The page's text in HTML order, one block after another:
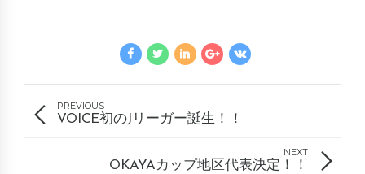
PREVIOUS
VOICE初のJリーガー誕生！！
NEXT
OKAYAカップ地区代表決定！！